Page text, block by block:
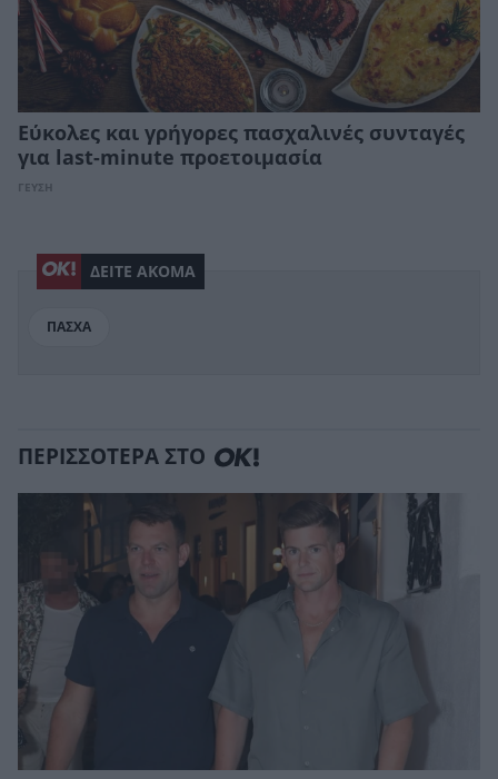
Εύκολες και γρήγορες πασχαλινές συνταγές
για last-minute προετοιμασία
ΓΕΥΣΗ
ΔΕΙΤΕ ΑΚΟΜΑ
ΠΑΣΧΑ
ΠΕΡΙΣΣΟΤΕΡΑ ΣΤΟ